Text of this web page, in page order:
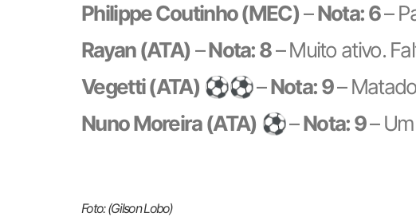
Philippe Coutinho (MEC)–Nota: 6–
Rayan (ATA) –Nota: 8– Muito ativo.
Vegetti (ATA) ⚽⚽ –Nota: 9–
Nuno Moreira (ATA) ⚽ –Nota: 9–
Foto: (Gilson Lobo)